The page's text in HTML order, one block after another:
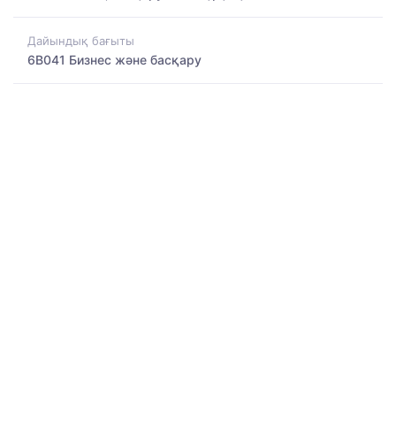
Дайындық бағыты
6B041 Бизнес және басқару